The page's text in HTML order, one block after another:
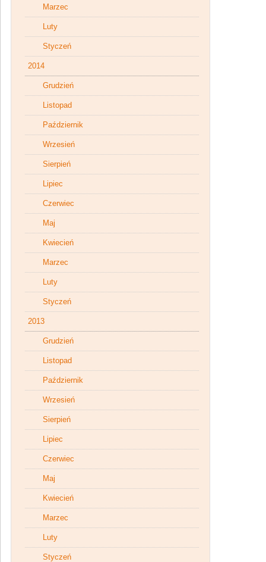
Marzec
Luty
Styczeń
2014
Grudzień
Listopad
Październik
Wrzesień
Sierpień
Lipiec
Czerwiec
Maj
Kwiecień
Marzec
Luty
Styczeń
2013
Grudzień
Listopad
Październik
Wrzesień
Sierpień
Lipiec
Czerwiec
Maj
Kwiecień
Marzec
Luty
Styczeń